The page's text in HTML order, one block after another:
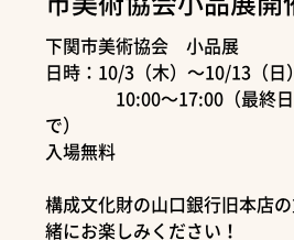
下関市美術協会 小品展
日時：10/3（木）～10/13（日）
10:00～17:00（最終日
で）
入場無料
構成文化財の山口銀行旧本店
緒にお楽しみください！